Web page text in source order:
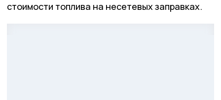
стоимости топлива на несетевых заправках.